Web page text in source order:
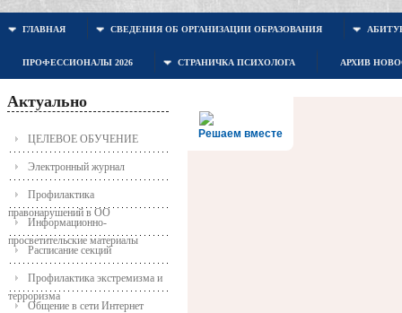
ГЛАВНАЯ СВЕДЕНИЯ ОБ ОРГАНИЗАЦИИ ОБРАЗОВАНИЯ
ПРОФЕССИОНАЛЫ 2026 СТРАНИЧКА ПСИХОЛОГА АРХИВ
Актуально
ЦЕЛЕВОЕ ОБУЧЕНИЕ
Электронный журнал
Профилактика
правонарушений в ОО
Информационно-
просветительские материалы
Расписание секций
Профилактика экстремизма и
терроризма
Общение в сети Интернет
Решаем вместе